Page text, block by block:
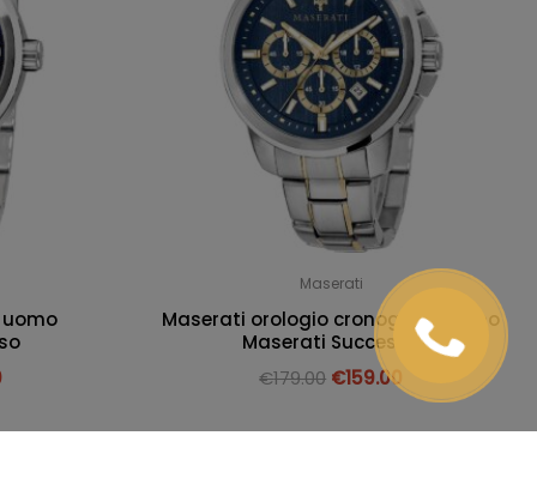
Maserati
Maserati orologio cronografo uomo
Maserati Successo
€179.00 €159.00